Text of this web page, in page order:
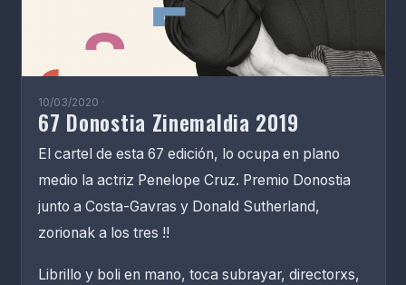
10/03/2020 ·
67 Donostia Zinemaldia 2019
El cartel de esta 67 edición, lo ocupa en plano
medio la actriz Penelope Cruz. Premio Donostia
junto a Costa-Gavras y Donald Sutherland,
zorionak a los tres !!
Librillo y boli en mano, toca subrayar, directorxs,